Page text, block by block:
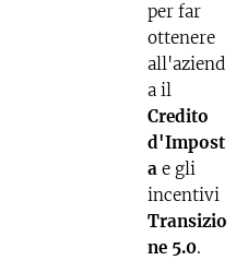
per far
ottenere
all'aziend
a il
Credito
d'Impost
ae gli
incentivi
Transizio
ne 5.0.